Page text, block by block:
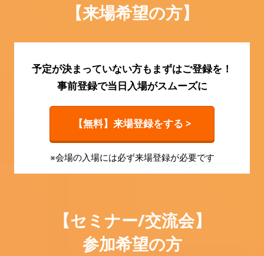
【来場希望の方】
予定が決まっていない方もまずはご登録を！
事前登録で当日入場がスムーズに
【無料】来場登録をする >
※会場の入場には必ず来場登録が必要です
【セミナー/交流会】
参加希望の方